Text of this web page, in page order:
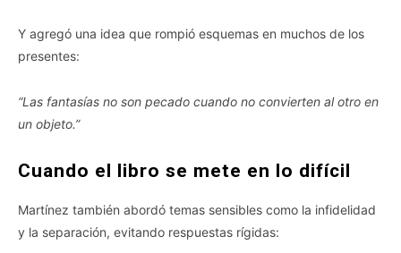
Y agregó una idea que rompió esquemas en muchos de los
presentes:
“Las fantasías no son pecado cuando no convierten al otro en
un objeto.”
Cuando el libro se mete en lo difícil
Martínez también abordó temas sensibles como la infidelidad
y la separación, evitando respuestas rígidas: